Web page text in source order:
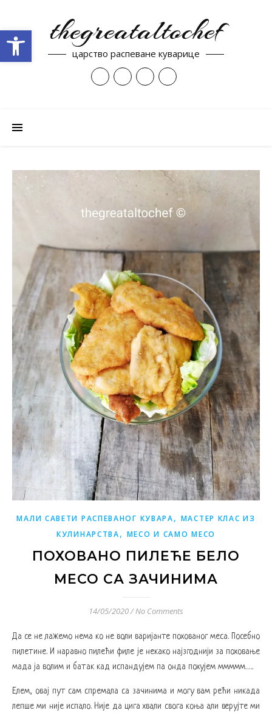
thegreataltochef
царство распеване куварице
МАЛИ САВЕТИ РАСПЕВАНОГ КУВАРА, МАСТЕР КЛАС ИЗ
КУЛИНАРСТВА, МЕСО И САМО МЕСО
ПОХОВАНО ПИЛЕЋЕ БЕЛО
МЕСО СА ЗАЧИНИМА
14/05/2020/No Comments
Да се не лажемо нема ко не воли варијанте похованог меса. Посебно
пилетине. И наравно пилећи филе је некако најзгоднији за поховање
мада ја волим и батак кад испандујем па онда похујем ммммм…..
Елем, овај пут сам спремала са зачинима и могу вам рећи никада
лепше ми није испало. Није да цига хвали свога коња али верујте ми
Open toolbar